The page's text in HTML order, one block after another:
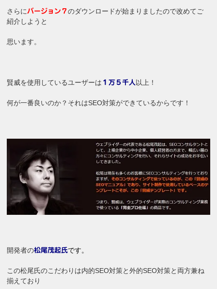
さらにバージョン７のダウンロードが始まりましたので改めてご
紹介しようと
思います。
賢威を使用しているユーザーは １万５千人 以上！
何が一番良いのか？それはSEO対策ができているからです！
開発者の松尾茂起氏です。
この松尾氏のこだわりは内的SEO対策と外的SEO対策と両方兼ね
揃えており